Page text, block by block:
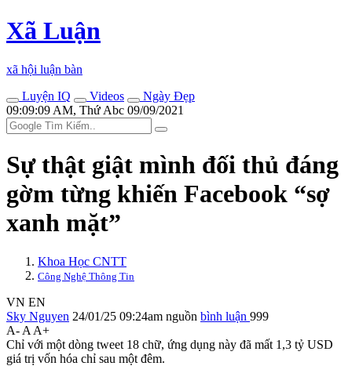
Xã Luận
xã hội luận bàn
Luyện IQ
Videos
Ngày Đẹp
09:09:09 AM, Thứ Abc 09/09/2021
Sự thật giật mình đối thủ đáng
gờm từng khiến Facebook “sợ
xanh mặt”
Khoa Học CNTT
Công Nghệ Thông Tin
VN EN
Sky Nguyen 24/01/25 09:24am nguồn bình luận 999
A- A A+
Chỉ với một dòng tweet 18 chữ, ứng dụng này đã mất 1,3 tỷ USD
giá trị vốn hóa chỉ sau một đêm.